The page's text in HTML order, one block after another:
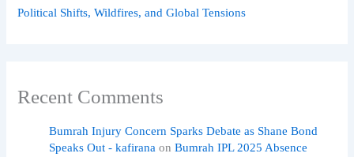
Political Shifts, Wildfires, and Global Tensions
Recent Comments
Bumrah Injury Concern Sparks Debate as Shane Bond
Speaks Out - kafirana onBumrah IPL 2025 Absence